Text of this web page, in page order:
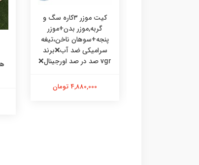
کیت موزر ۳کاره سگ و
گربه,موزر بدن+موزر
پنجه+سوهان ناخن،تیغه
سرامیکی ضد آب❌برند
vgr صد در صد اورجینال❌
4,880,000 تومان